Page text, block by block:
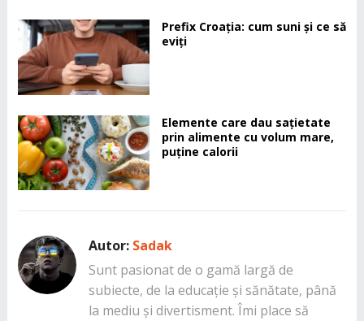
Prefix Croația: cum suni și ce să
eviți
Elemente care dau sațietate
prin alimente cu volum mare,
puține calorii
Autor: Sadak
Sunt pasionat de o gamă largă de
subiecte, de la educație și sănătate, până
la mediu și divertisment. Îmi place să